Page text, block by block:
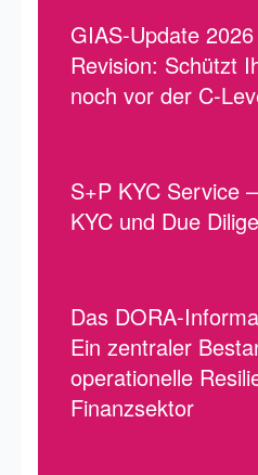
GIAS-Update
Revision: Schützt
noch vor der C-
S+P KYC Service
KYC und Due
Das DORA-
Ein zentraler
operationelle
Finanzsektor